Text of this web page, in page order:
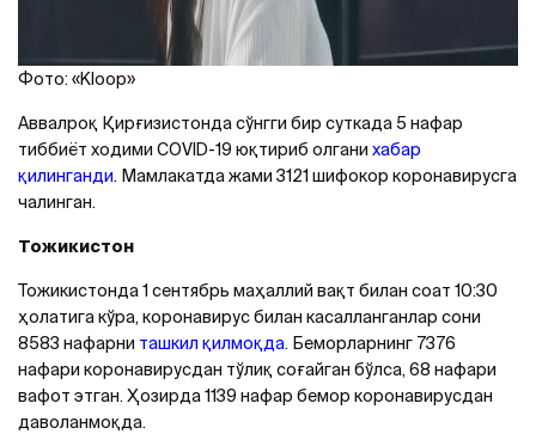
Фото: «Kloop»
Aввалроқ Қирғизистонда сўнгги бир суткада 5 нафар
тиббиёт ходими COVID-19 юқтириб олгани хабар
қилинганди. Мамлакатда жами 3121 шифокор коронавирусга
чалинган.
Тожикистон
Тожикистонда 1 сентябрь маҳаллий вақт билан соат 10:30
ҳолатига кўра, коронавирус билан касалланганлар сони
8583 нафарни ташкил қилмоқда. Беморларнинг 7376
нафари коронавирусдан тўлиқ соғайган бўлса, 68 нафари
вафот этган. Ҳозирда 1139 нафар бемор коронавирусдан
даволанмоқда.